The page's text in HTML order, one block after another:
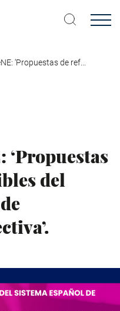
‘Propuestas de ref...
‘Propuestas
del